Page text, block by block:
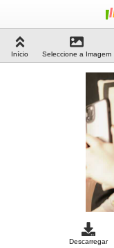
Início Seleccione a Imagem
Descarregar